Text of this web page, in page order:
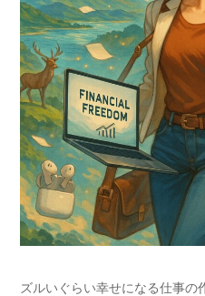
ズルいぐらい幸せになる仕事の